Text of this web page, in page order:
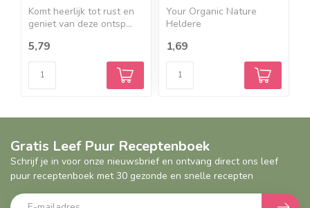
Komt heerlijk tot rust en
geniet van deze ontsp...
5,79
Your Organic Nature
Heldere
1,69
Gratis Leef Puur Receptenboek
Schrijf je in voor onze nieuwsbrief en ontvang direct ons leef
puur receptenboek met 30 gezonde en snelle recepten